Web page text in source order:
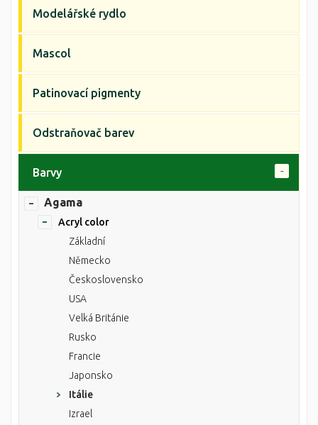
Modelářské rydlo
Mascol
Patinovací pigmenty
Odstraňovač barev
Barvy
Agama
Acryl color
Základní
Německo
Československo
USA
Velká Británie
Rusko
Francie
Japonsko
Itálie
Izrael